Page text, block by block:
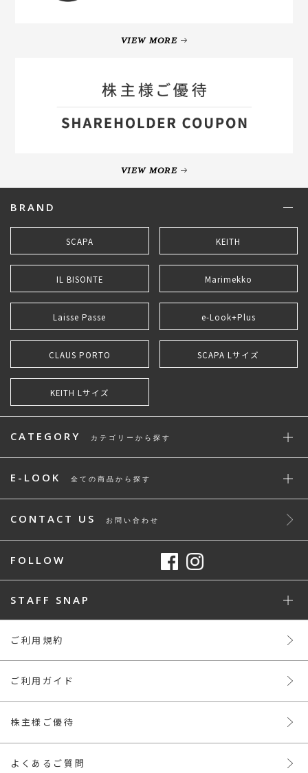
VIEW MORE
VIEW MORE
BRAND
SCAPA KEITH
IL BISONTE Marimekko
Laisse Passe e-Look+Plus
CLAUS PORTO SCAPA Lサイズ
KEITH Lサイズ
CATEGORY カテゴリーから探す
E-LOOK 全ての商品から探す
CONTACT US お問い合わせ
FOLLOW
STAFF SNAP
ご利用規約
ご利用ガイド
株主様ご優待
よくあるご質問